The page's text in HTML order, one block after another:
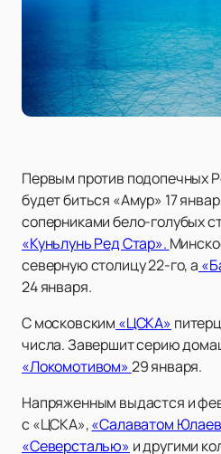
Первым против подопечных
будет биться «Амур» 17
соперниками бело-голубых
«Куньлунь Ред Стар».
северную столицу 22-го, а
24 января.
С московским «ЦСКА»
числа. Завершит серию
«Локомотивом»29 января.
Напряженным выдастся и
с «ЦСКА»,«Салаватом
«Северсталью» и другими